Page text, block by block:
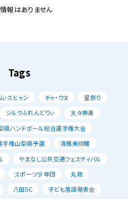
報はありません
Tags
・スヒャン チャ・ウヌ
星祭り
シルクふれんどりぃ
太々神楽
県ハンドボール総合選手権大会
手権山梨県予選
清楓美術館
やまなし公共交通フェスティバル
スポーツ少年団
丸政
八田SC
子ども落語発表会